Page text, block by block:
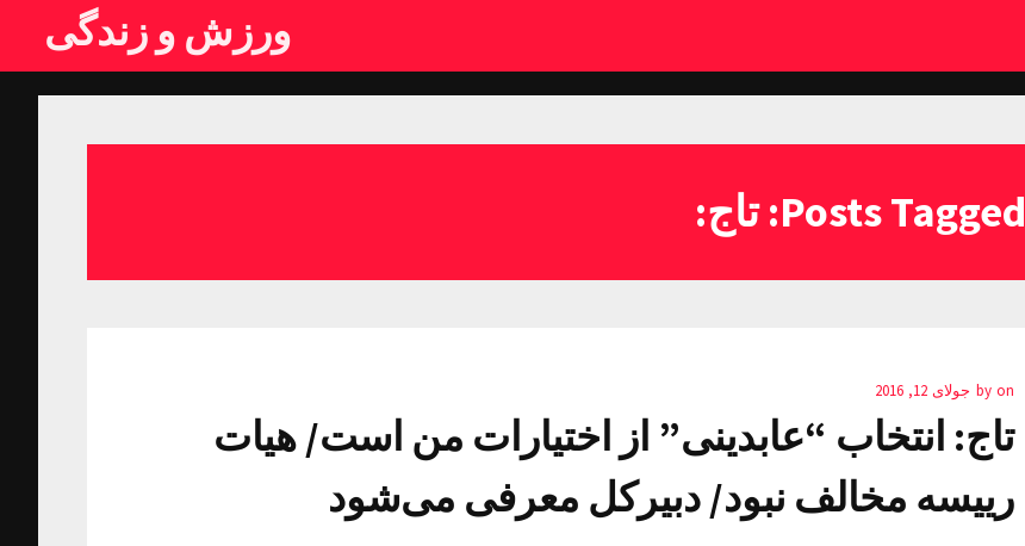
ورزش و زندگی
Posts Tagged: تاج:
by on جولای 12, 2016
تاج: انتخاب “عابدینی” از اختیارات من است/ هیات
رییسه مخالف نبود/ دبیرکل معرفی می‌شود